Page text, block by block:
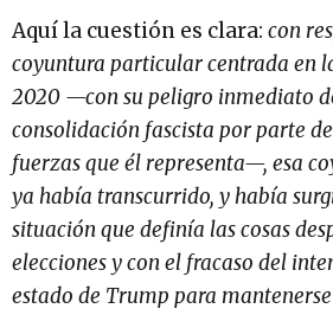
Aquí la cuestión es clara: con
coyuntura particular centrada en
2020 —con su peligro inmediato
consolidación fascista por parte
fuerzas que él representa—, esa
ya había transcurrido, y había
situación que definía las cosas
elecciones y con el fracaso del
estado de Trump para